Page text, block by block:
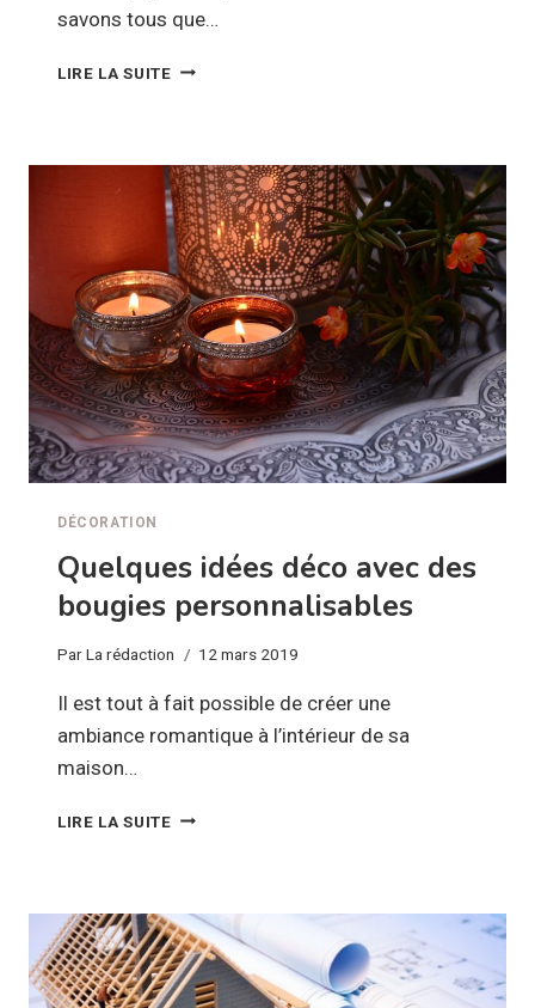
savons tous que…
LIRE LA SUITELA
CHAMBRE,
UNE
BONNE
IDÉE
?
DÉCORATION
Quelques idées déco avec des
bougies personnalisables
ParLa rédaction 12 mars 2019
Il est tout à fait possible de créer une
ambiance romantique à l’intérieur de sa
maison…
LIRE LA SUITEQUELQUES
DES
BOUGIES
PERSONNALISABLES